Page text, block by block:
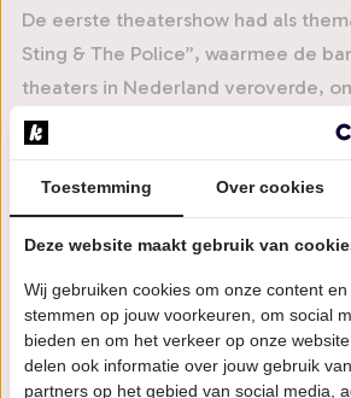
De eerste theatershow had als
Sting & The Police”, waarmee de
theaters in Nederland veroverde,
moeilijke Coronatijden. Lovende
groeiend aantal toeschouwers
tweede jaar betekende een
succesvolle tour in Nederland en
uitverkochte shows in Duitsland.
Vanaf het begin gaat het
Remastered en nu is er dan het
“The Music Of Queen: A Night At
Toestemming Over cookies
Deze website maakt gebruik van
Wij gebruiken cookies om onze content
stemmen op jouw voorkeuren, om social
bieden en om het verkeer op onze
delen ook informatie over jouw gebruik
partners op het gebied van social media,